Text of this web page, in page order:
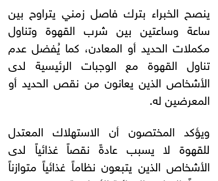
ينصح الخبراء بترك فاصل زمني يتراوح بين
ساعة وساعتين بين شرب القهوة وتناول
مكملات الحديد أو المعادن، كما يُفضل عدم
تناول القهوة مع الوجبات الرئيسية لدى
الأشخاص الذين يعانون من نقص الحديد أو
المعرضين له.
ويؤكد المختصون أن الاستهلاك المعتدل
للقهوة لا يسبب عادةً نقصاً غذائياً لدى
الأشخاص الذين يتبعون نظاماً غذائياً متوازناً